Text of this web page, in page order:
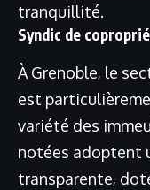
tranquillité.
Syndic de
À Grenoble, le
est
variété des
notées adoptent
transparente,